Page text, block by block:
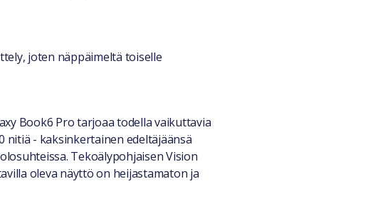
joten näppäimeltä toiselle
Book6 Pro tarjoaa todella vaikuttavia
nitiä - kaksinkertainen edeltäjäänsä
Tekoälypohjaisen Vision
oleva näyttö on heijastamaton ja